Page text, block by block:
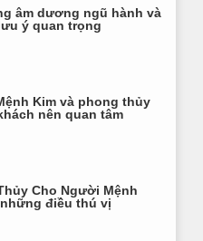
âm dương ngũ hành và
ý quan trọng
Kim và phong thủy
nên quan tâm
Cho Người Mệnh
điều thú vị